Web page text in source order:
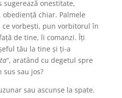
sugerează onestitate,
chiar. Palmele
vorbești, pun vorbitorul în
de tine, îi comanzi. Îți
tău la tine și ți-a
“, aratând cu degetul spre
sus sau jos?
sau ascunse la spate.